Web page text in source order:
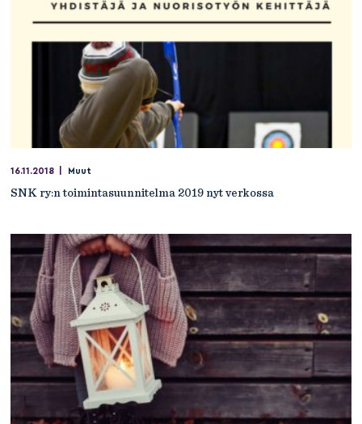
16.11.2018 Muut
SNK ry:n toimintasuunnitelma 2019 nyt verkossa